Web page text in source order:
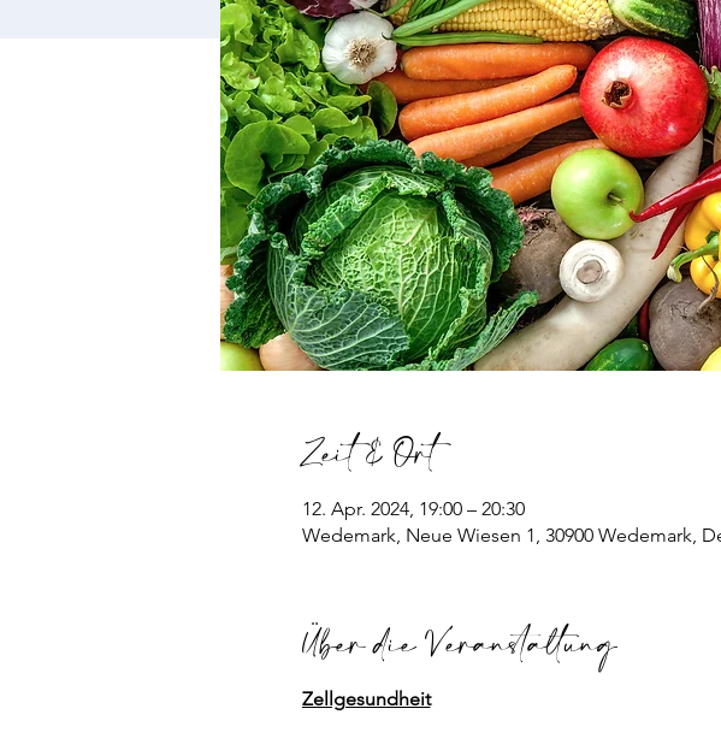
Zeit & Ort
12. Apr. 2024, 19:00 – 20:30
Wedemark, Neue Wiesen 1, 30900 Wedemark,
Über die Veranstaltung
Zellgesundheit